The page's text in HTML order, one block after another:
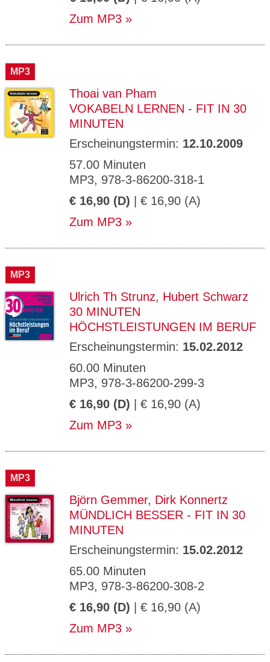
Zum MP3
MP3
Thoai van Pham
VOKABELN LERNEN - FIT IN 30
MINUTEN
Erscheinungstermin: 12.10.2009
57.00 Minuten
MP3, 978-3-86200-318-1
€ 16,90 (D) | € 16,90 (A)
Zum MP3
MP3
Ulrich Th Strunz, Hubert Schwarz
30 MINUTEN
HÖCHSTLEISTUNGEN IM BERUF
Erscheinungstermin: 15.02.2012
60.00 Minuten
MP3, 978-3-86200-299-3
€ 16,90 (D) | € 16,90 (A)
Zum MP3
MP3
Björn Gemmer, Dirk Konnertz
MÜNDLICH BESSER - FIT IN 30
MINUTEN
Erscheinungstermin: 15.02.2012
65.00 Minuten
MP3, 978-3-86200-308-2
€ 16,90 (D) | € 16,90 (A)
Zum MP3